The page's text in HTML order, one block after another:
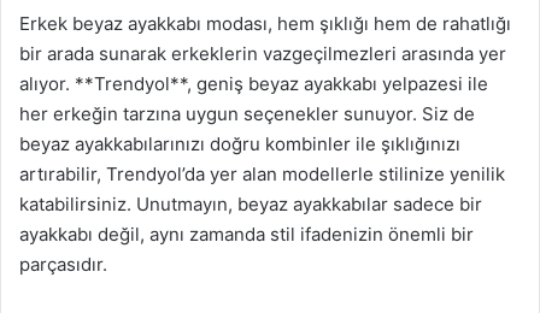
Erkek beyaz ayakkabı modası, hem şıklığı hem de rahatlığı
bir arada sunarak erkeklerin vazgeçilmezleri arasında yer
alıyor. **Trendyol**, geniş beyaz ayakkabı yelpazesi ile
her erkeğin tarzına uygun seçenekler sunuyor. Siz de
beyaz ayakkabılarınızı doğru kombinler ile şıklığınızı
artırabilir, Trendyol’da yer alan modellerle stilinize yenilik
katabilirsiniz. Unutmayın, beyaz ayakkabılar sadece bir
ayakkabı değil, aynı zamanda stil ifadenizin önemli bir
parçasıdır.